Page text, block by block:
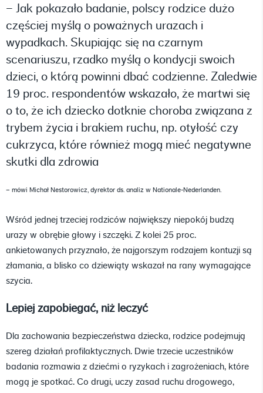
– Jak pokazało badanie, polscy rodzice dużo
częściej myślą o poważnych urazach i
wypadkach. Skupiając się na czarnym
scenariuszu, rzadko myślą o kondycji swoich
dzieci, o którą powinni dbać codzienne. Zaledwie
19 proc. respondentów wskazało, że martwi się
o to, że ich dziecko dotknie choroba związana z
trybem życia i brakiem ruchu, np. otyłość czy
cukrzyca, które również mogą mieć negatywne
skutki dla zdrowia
– mówi Michał Nestorowicz, dyrektor ds. analiz w Nationale-Nederlanden.
Wśród jednej trzeciej rodziców największy niepokój budzą
urazy w obrębie głowy i szczęki. Z kolei 25 proc.
ankietowanych przyznało, że najgorszym rodzajem kontuzji są
złamania, a blisko co dziewiąty wskazał na rany wymagające
szycia.
Lepiej zapobiegać, niż leczyć
Dla zachowania bezpieczeństwa dziecka, rodzice podejmują
szereg działań profilaktycznych. Dwie trzecie uczestników
badania rozmawia z dziećmi o ryzykach i zagrożeniach, które
mogą je spotkać. Co drugi, uczy zasad ruchu drogowego,